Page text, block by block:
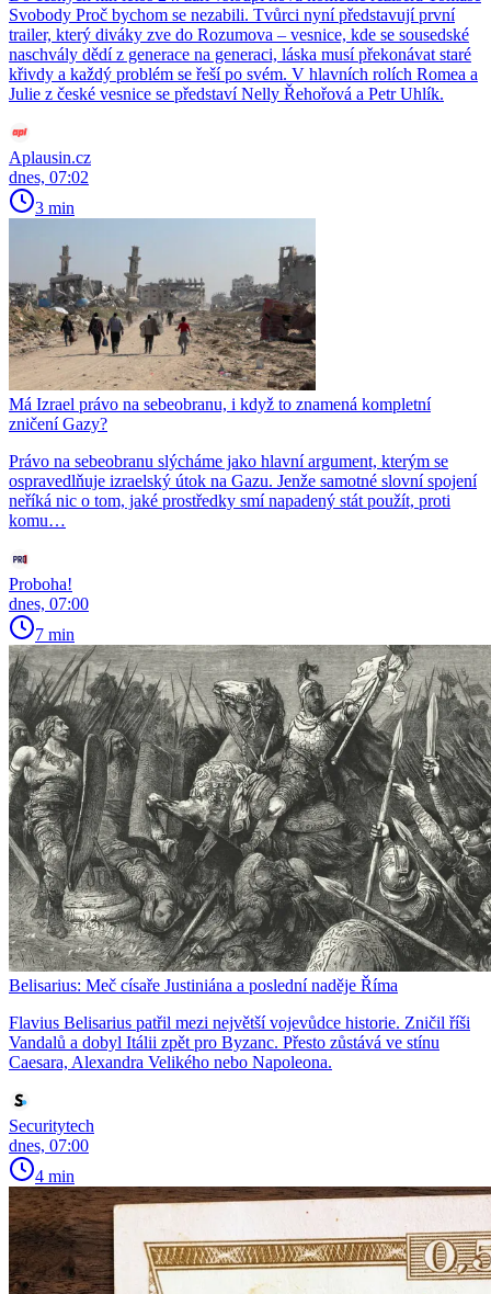
Svobody Proč bychom se nezabili. Tvůrci nyní představují první
trailer, který diváky zve do Rozumova – vesnice, kde se sousedské
naschvály dědí z generace na generaci, láska musí překonávat staré
křivdy a každý problém se řeší po svém. V hlavních rolích Romea a
Julie z české vesnice se představí Nelly Řehořová a Petr Uhlík.
Aplausin.cz
dnes, 07:02
3 min
Má Izrael právo na sebeobranu, i když to znamená kompletní
zničení Gazy?
Právo na sebeobranu slýcháme jako hlavní argument, kterým se
ospravedlňuje izraelský útok na Gazu. Jenže samotné slovní spojení
neříká nic o tom, jaké prostředky smí napadený stát použít, proti
komu…
Proboha!
dnes, 07:00
7 min
Belisarius: Meč císaře Justiniána a poslední naděje Říma
Flavius Belisarius patřil mezi největší vojevůdce historie. Zničil říši
Vandalů a dobyl Itálii zpět pro Byzanc. Přesto zůstává ve stínu
Caesara, Alexandra Velikého nebo Napoleona.
Securitytech
dnes, 07:00
4 min